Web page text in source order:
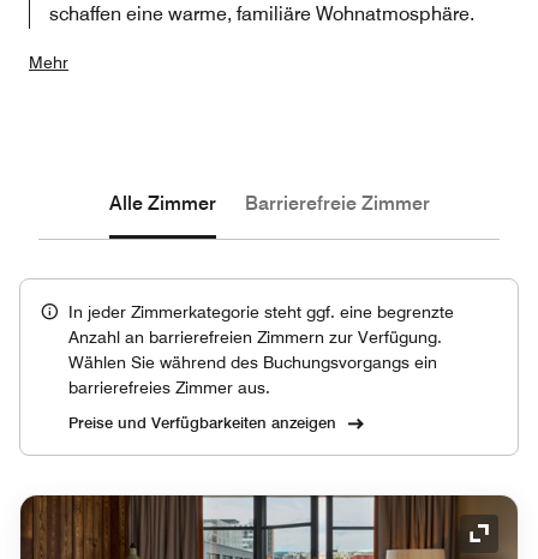
schaffen eine warme, familiäre Wohnatmosphäre.
Mehr
Alle Zimmer Barrierefreie Zimmer
In jeder Zimmerkategorie steht ggf. eine begrenzte
Anzahl an barrierefreien Zimmern zur Verfügung.
Wählen Sie während des Buchungsvorgangs ein
barrierefreies Zimmer aus.
Preise und Verfügbarkeiten anzeigen